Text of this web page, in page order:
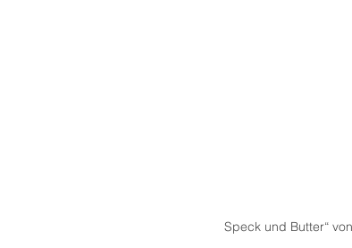
Speck und Butter“